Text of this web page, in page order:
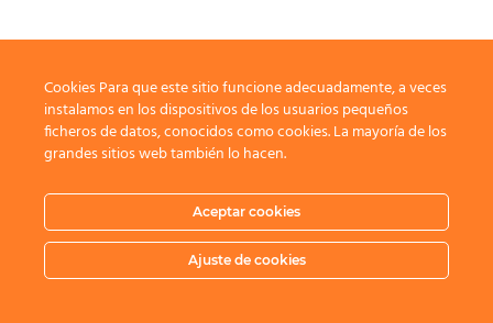
Cookies Para que este sitio funcione adecuadamente, a veces
instalamos en los dispositivos de los usuarios pequeños
ficheros de datos, conocidos como cookies. La mayoría de los
grandes sitios web también lo hacen.
Aceptar cookies
Ajuste de cookies